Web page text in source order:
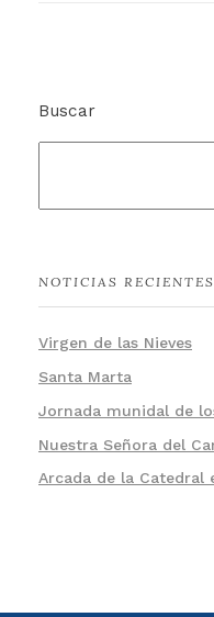
Buscar
NOTICIAS RECIENTES
Virgen de las Nieves
Santa Marta
Jornada munidal de
Nuestra Señora del
Arcada de la Catedral